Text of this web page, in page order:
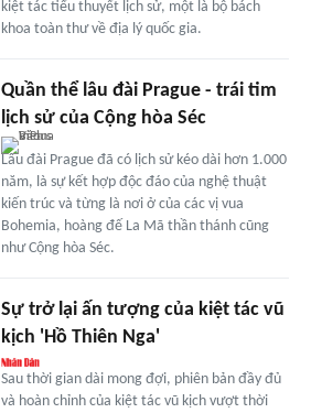
kiệt tác tiểu thuyết lịch sử, một là bộ bách
khoa toàn thư về địa lý quốc gia.
Quần thể lâu đài Prague - trái tim
lịch sử của Cộng hòa Séc
Lâu đài Prague đã có lịch sử kéo dài hơn 1.000
năm, là sự kết hợp độc đáo của nghệ thuật
kiến trúc và từng là nơi ở của các vị vua
Bohemia, hoàng đế La Mã thần thánh cũng
như Cộng hòa Séc.
Sự trở lại ấn tượng của kiệt tác vũ
kịch 'Hồ Thiên Nga'
Sau thời gian dài mong đợi, phiên bản đầy đủ
và hoàn chỉnh của kiệt tác vũ kịch vượt thời